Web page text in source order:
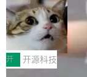
哪些组合有效，作
者部落知识"。 换
变体：Switchable...
有科技公司做的一
样。这是
那个创业公司。不
lare Workers 上——
——并且深度集成了
Workers 和
计思路很直接：每
数据库，按名称寻
存储库里。节点之
没有控制平面，没
鲁大师7月新机性
性能、流畅双第
新折叠缺席
2026年7月的手机
增，手机厂商的日
放缓，因此硝烟味
开 开源科技